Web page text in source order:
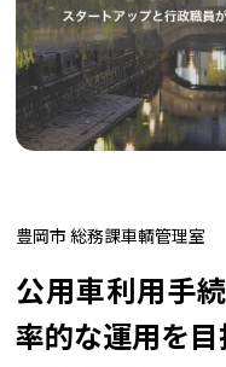
豊岡市 総務課車輌管理室
公用車利用手
率的な運用を目